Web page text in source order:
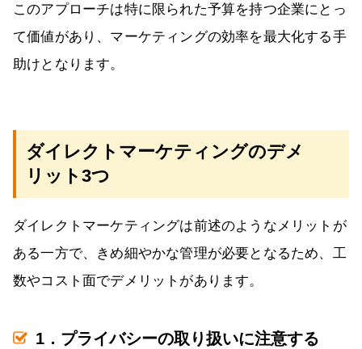
このアプローチは特に限られた予算を持つ企業にとっ
て価値があり、マーケティングの効率を最大化する手
助けとなります。
ダイレクトマーケティングのデメ
リット3つ
ダイレクトマーケティングは前述のようなメリットが
ある一方で、きめ細やかな管理が必要となるため、工
数やコスト面でデメリットがあります。
1．プライバシーの取り扱いに注意する